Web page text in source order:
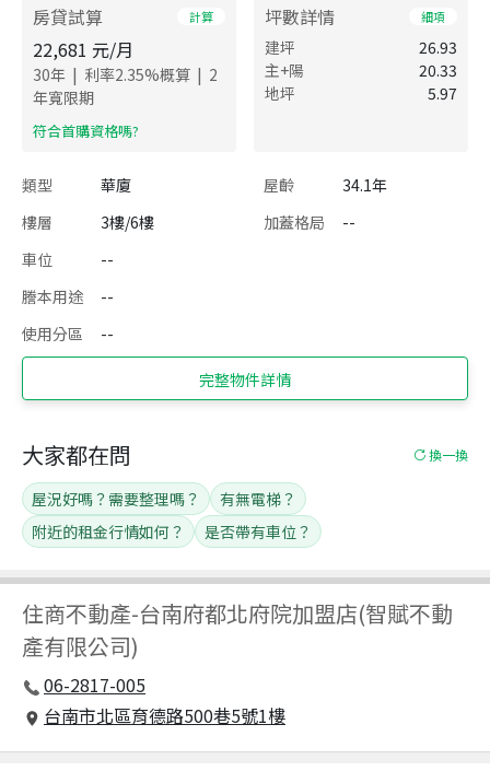
房貸試算 計算
22,681 元/月
30年 | 利率2.35%概算 | 2
年寬限期
​符合首購資格嗎?
坪數詳情 細項
建坪
26.93
主+陽
20.33
地坪
5.97
類型 華廈 屋齡
34.1年
樓層
3樓/6樓 加蓋格局
--
車位
--
謄本用途
--
使用分區
--
完整物件詳情
住商不動產-台南府都北府院加盟店(智賦不動
產有限公司)
06-2817-005
台南市北區育德路500巷5號1樓
大家都在問 換一換
屋況好嗎？需要整理嗎？
有無電梯？
附近的租金行情如何？
是否帶有車位？